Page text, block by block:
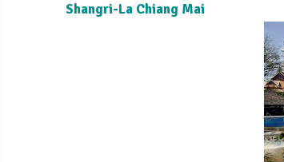
Shangri-La Chiang Mai